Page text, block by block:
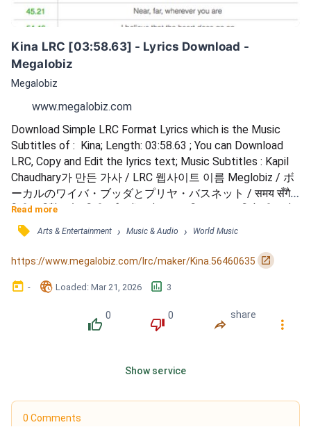
Kina LRC [03:58.63] - Lyrics Download -
Megalobiz
Megalobiz
www.megalobiz.com
Download Simple LRC Format Lyrics which is the Music
Subtitles of :  Kina; Length: 03:58.63 ; You can Download
LRC, Copy and Edit the lyrics text; Music Subtitles : Kapil
Chaudhary가 만든 가사 / LRC 웹사이트 이름 Meglobiz / ボ
ーカルのワイバ・ブッダとプリヤ・バスネット / समय सँगै
तिमी बदलिँदै गयौ / तिमीलाई सधैं उस्तै पाउन सकिन / मान भरियो की अन्तै /
मन दुल्यो कुन्नि / तिमीलाई जाईले खुसी / राख्न सकिन / जानी जानी मैले /
रुवाको छैन तिमीलाई / आफै हरी सधैं / सुनपे त्यो सबै जितलाई / था छैन
किन तिमी / छ...
Read more
󰓹 Arts & Entertainment › Music & Audio › World Music
https://www.megalobiz.com/lrc/maker/Kina.56460635 󰏌
󰃶 - 󱉊 Loaded: Mar 21, 2026 󱕎 3
󰔔
0
󰔒
0
󰤲
share
󰇙
Show service
0 Comments